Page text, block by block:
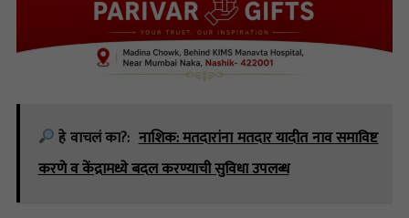
हे वाचलं का?: नाशिक: मतदारांना मतदार यादीत नाव समाविष्ट
करणे व केंद्रामध्ये बदल करण्याची सुविधा उपलब्ध